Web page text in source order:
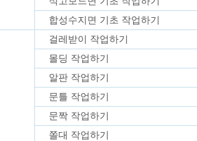
합성수지면 기초 작업하기
걸레받이 작업하기
몰딩 작업하기
알판 작업하기
문틀 작업하기
문짝 작업하기
쫄대 작업하기